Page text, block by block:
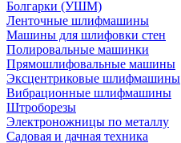
Болгарки (УШМ)
Ленточные шлифмашины
Машины для шлифовки стен
Полировальные машинки
Прямошлифовальные машины
Эксцентриковые шлифмашины
Вибрационные шлифмашины
Штроборезы
Электроножницы по металлу
Садовая и дачная техника